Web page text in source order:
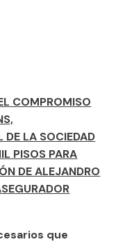
COMPROMISO
DE LA SOCIEDAD
PISOS PARA
DE ALEJANDRO
que